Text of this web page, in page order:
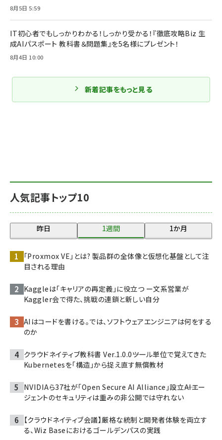
人気記事トップ10
昨日 1週間 1か月
「Proxmox VE」とは? 製品群の全体像と仮想化基盤として注
目される理由
Kaggleは「キャリアの再定義」に役立つ ー文系営業が
Kaggler会で得た、挑戦の連鎖と新しい自分
AIはコードを書ける。では、ソフトウェアエンジニアは何をする
のか
クラウドネイティブ教科書 Ver.1.0.0――ツール単位で覚えてきた
Kubernetesを「構造」から捉え直す無償教材
NVIDIAら37社が「Open Secure AI Alliance」設立――AIエー
ジェントのセキュリティは重みの非公開では守れない
【クラウドネイティブ会議】厳格な統制と開発者体験を両立す
る、Wiz Baseにおけるゴールデンパスの実践
8月5日 5:59
IT初心者でもしっかりわかる！しっかり受かる！『徹底攻略Biz 生
成AIパスポート 教科書＆問題集』を5名様にプレゼント！
8月4日 10:00
新着記事をもっと見る